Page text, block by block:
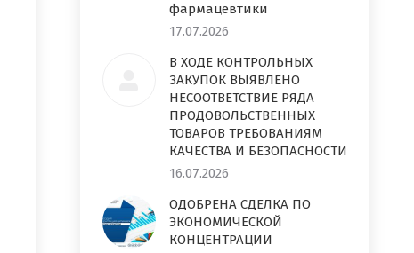
фармацевтики
17.07.2026
В ХОДЕ КОНТРОЛЬНЫХ
ЗАКУПОК ВЫЯВЛЕНО
НЕСООТВЕТСТВИЕ РЯДА
ПРОДОВОЛЬСТВЕННЫХ
ТОВАРОВ ТРЕБОВАНИЯМ
КАЧЕСТВА И БЕЗОПАСНОСТИ
16.07.2026
ОДОБРЕНА СДЕЛКА ПО
ЭКОНОМИЧЕСКОЙ
КОНЦЕНТРАЦИИ